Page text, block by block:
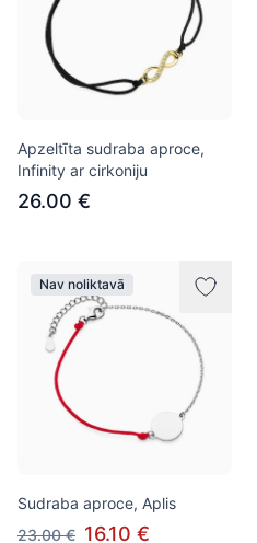
Apzeltīta sudraba aproce,
Infinity ar cirkoniju
26.00 €
Nav noliktavā
Sudraba aproce, Aplis
23.00 € 16.10 €